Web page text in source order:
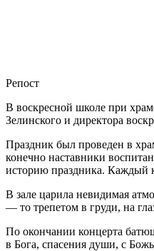
Репост
В воскресной школе при
Зелинского и директора
Праздник был проведен в
конечно наставники
историю праздника. Каждый
В зале царила невидимая
— то трепетом в груди, на
По окончании концерта
в Бога, спасения души, с